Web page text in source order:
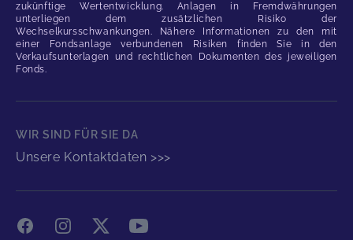
zukünftige Wertentwicklung. Anlagen in Fremdwährungen
unterliegen dem zusätzlichen Risiko der
Wechselkursschwankungen. Nähere Informationen zu den mit
einer Fondsanlage verbundenen Risiken finden Sie in den
Verkaufsunterlagen und rechtlichen Dokumenten des jeweiligen
Fonds.
WIR SIND FÜR SIE DA
Unsere Kontaktdaten >>>
FacebookInstagram
X YouTube